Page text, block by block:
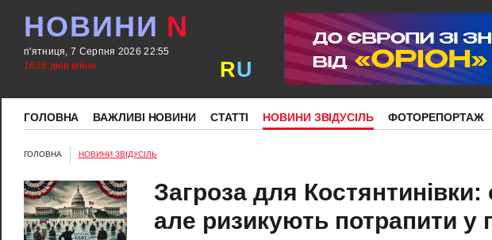
НОВИНИ N
п'ятниця, 7 Серпня 2026 22:55
1626 днів війни
RU
ГОЛОВНА ВАЖЛИВІ НОВИНИ СТАТТІ НОВИНИ ЗВІДУСІЛЬ ФОТОРЕПОРТАЖ
ГОЛОВНА НОВИНИ ЗВІДУСІЛЬ
Загроза для
але ризикують потрапити у